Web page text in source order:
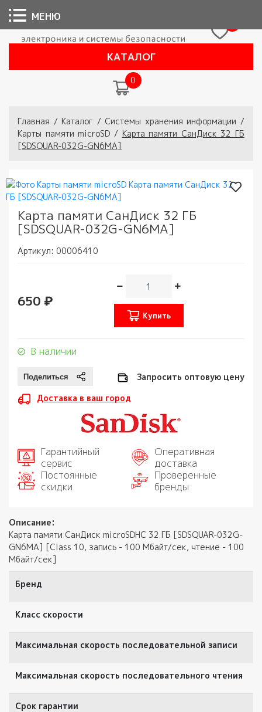
КАТАЛОГ
0
Вы здесь
Главная / Каталог / Системы хранения информации /
Карты памяти microSD / Карта памяти СанДиск 32 ГБ
[SDSQUAR-032G-GN6MA]
Карта памяти СанДиск 32 ГБ
[SDSQUAR-032G-GN6MA]
Артикул: 00006410
650 ₽
Купить
В наличии
Запросить оптовую цену
Доставка в ваш город
Гарантийный
сервис
Оперативная
доставка
Постоянные
скидки
Проверенные
бренды
Описание:
Карта памяти СанДиск microSDHC 32 ГБ [SDSQUAR-032G-
GN6MA] [Class 10, запись - 100 Мбайт/сек, чтение - 100
Мбайт/сек]
Бренд
Класс скорости
Максимальная скорость последовательной записи
Максимальная скорость последовательного чтения
Срок гарантии
МЕНЮ